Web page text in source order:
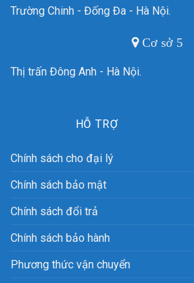
Trường Chinh - Đống Đa - Hà Nội.
Cơ sở 5
Thị trấn Đông Anh - Hà Nội.
HỖ TRỢ
Chính sách cho đại lý
Chính sách bảo mật
Chính sách đổi trả
Chính sách bảo hành
Phương thức vận chuyển